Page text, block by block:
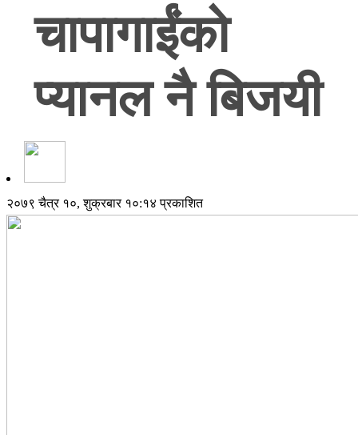
चापागाईंको
प्यानल नै बिजयी
२०७९ चैत्र १०, शुक्रबार १०:१४ प्रकाशित